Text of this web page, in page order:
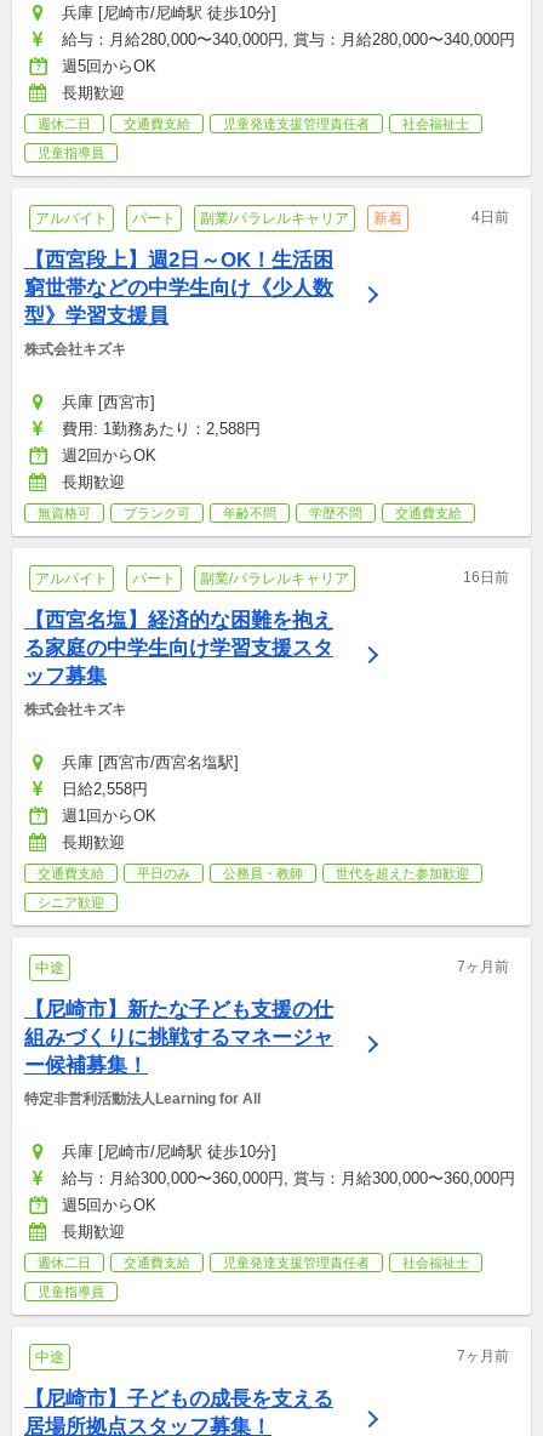
兵庫 [尼崎市/尼崎駅 徒歩10分]
給与：月給280,000〜340,000円, 賞与：月給280,000〜340,000円
週5回からOK
長期歓迎
週休二日 交通費支給 児童発達支援管理責任者
社会福祉士
児童指導員
アルバイト パート 副業/パラレルキャリア 新着 4日前
【西宮段上】週2日～OK！生活困
窮世帯などの中学生向け《少人数
型》学習支援員
株式会社キズキ
兵庫 [西宮市]
費用: 1勤務あたり：2,588円
週2回からOK
長期歓迎
無資格可 ブランク可 年齢不問 学歴不問 交通費支給
アルバイト パート 副業/パラレルキャリア 16日前
【西宮名塩】経済的な困難を抱え
る家庭の中学生向け学習支援スタ
ッフ募集
株式会社キズキ
兵庫 [西宮市/西宮名塩駅]
日給2,558円
週1回からOK
長期歓迎
交通費支給 平日のみ 公務員・教師
世代を超えた参加歓迎
シニア歓迎
中途 7ヶ月前
【尼崎市】新たな子ども支援の仕
組みづくりに挑戦するマネージャ
ー候補募集！
特定非営利活動法人Learning for All
兵庫 [尼崎市/尼崎駅 徒歩10分]
給与：月給300,000〜360,000円, 賞与：月給300,000〜360,000円
週5回からOK
長期歓迎
週休二日 交通費支給 児童発達支援管理責任者
社会福祉士
児童指導員
中途 7ヶ月前
【尼崎市】子どもの成長を支える
居場所拠点スタッフ募集！